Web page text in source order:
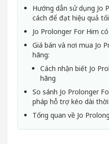
Hướng dẫn sử dụng Jo
cách để đạt hiệu quả
Jo Prolonger For Him
Giá bán và nơi mua Jo
hãng:
Cách nhận biết Jo
hãng
So sánh Jo Prolonger
pháp hỗ trợ kéo dài
Tổng quan về Jo